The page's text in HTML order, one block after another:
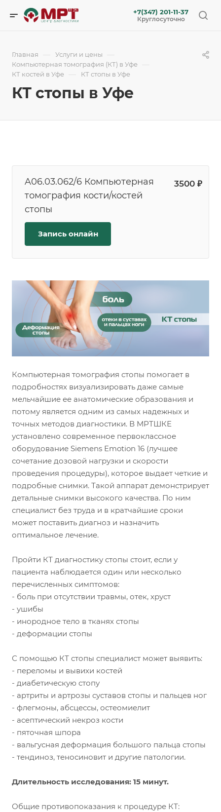
+7(347) 201-11-37
Круглосуточно
Главная — Услуги и цены —
Компьютерная томография (КТ) в Уфе —
КТ костей в Уфе — КТ стопы в Уфе
КТ стопы в Уфе
A06.03.062/6 Компьютерная
томография кости/костей
стопы
3500 ₽
Запись онлайн
Компьютерная томография стопы помогает в
подробностях визуализировать даже самые
мельчайшие ее анатомические образования и
потому является одним из самых надежных и
точных методов диагностики. В МРТШКЕ
установлено современное первоклассное
оборудование Siemens Emotion 16 (лучшее
сочетание дозовой нагрузки и скорости
проведения процедуры), которое выдает четкие и
подробные снимки. Такой аппарат демонстрирует
детальные снимки высокого качества. По ним
специалист без труда и в кратчайшие сроки
может поставить диагноз и назначить
оптимальное лечение.
Пройти КТ диагностику стопы стоит, если у
пациента наблюдается один или несколько
перечисленных симптомов:
- боль при отсутствии травмы, отек, хруст
- ушибы
- инородное тело в тканях стопы
- деформации стопы
С помощью КТ стопы специалист может выявить:
- переломы и вывихи костей
- диабетическую стопу
- артриты и артрозы суставов стопы и пальцев ног
- флегмоны, абсцессы, остеомиелит
- асептический некроз кости
- пяточная шпора
- вальгусная деформация большого пальца стопы
- тендиноз, теносиновит и другие патологии.
Длительность исследования: 15 минут.
Общие противопоказания к процедуре КТ: